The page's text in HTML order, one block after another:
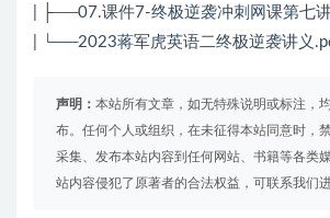
| ├──07.课件7-终极逆袭冲刺网课第七
| └──2023蒋军虎英语二终极逆袭讲义
声明： 本站所有文章，如无特殊说明或标注，
布。任何个人或组织，在未征得本站同意时，
采集、发布本站内容到任何网站、书籍等各类
站内容侵犯了原著者的合法权益，可联系我们进